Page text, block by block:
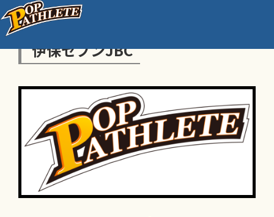
伊保セブンJBC